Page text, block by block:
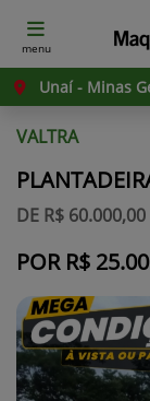
menu
Unaí - Minas
VALTRA
DE R$ 60.000,00
POR R$